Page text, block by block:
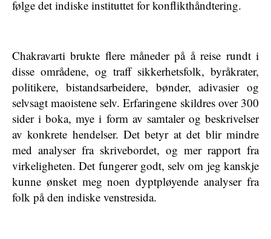
følge det indiske instituttet for konflikthåndtering.
Chakravarti brukte flere måneder på å reise rundt i
disse områdene, og traff sikkerhetsfolk, byråkrater,
politikere, bistandsarbeidere, bønder, adivasier og
selvsagt maoistene selv. Erfaringene skildres over 300
sider i boka, mye i form av samtaler og beskrivelser
av konkrete hendelser. Det betyr at det blir mindre
med analyser fra skrivebordet, og mer rapport fra
virkeligheten. Det fungerer godt, selv om jeg kanskje
kunne ønsket meg noen dyptpløyende analyser fra
folk på den indiske venstresida.